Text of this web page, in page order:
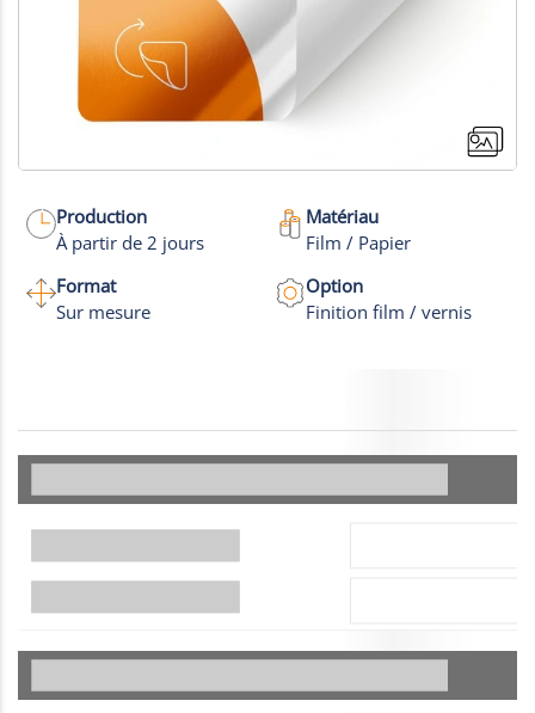
Production
À partir de 2 jours
Matériau
Film / Papier
Format
Sur mesure
Option
Finition film / vernis